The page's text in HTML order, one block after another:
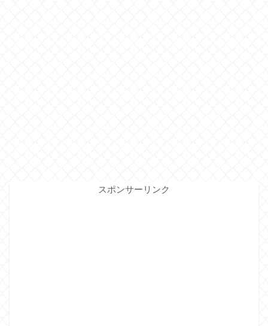
スポンサーリンク